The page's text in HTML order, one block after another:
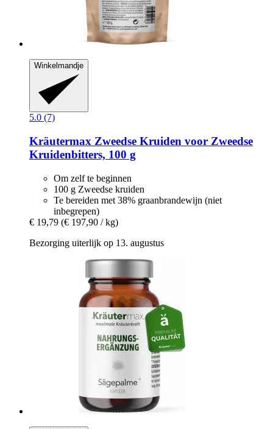
Winkelmandje
5.0 (7)
Kräutermax Zweedse Kruiden voor Zweedse
Kruidenbitters, 100 g
Om zelf te beginnen
100 g Zweedse kruiden
Te bereiden met 38% graanbrandewijn (niet
inbegrepen)
€ 19,79 (€ 197,90 / kg)
Bezorging uiterlijk op 13. augustus